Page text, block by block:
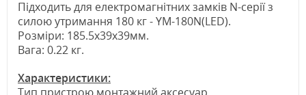
Підходить для електромагнітних замків N-серії з
силою утримання 180 кг - YM-180N(LED).
Розміри: 185.5x39x39мм.
Вага: 0.22 кг.
Характеристики: